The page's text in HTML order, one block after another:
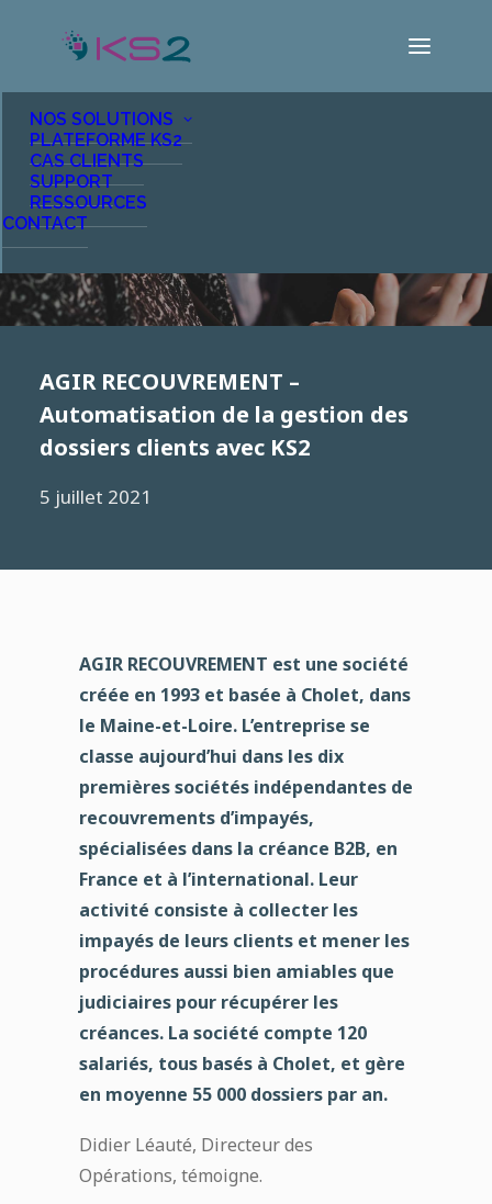
NOS SOLUTIONS
PLATEFORME KS2
CAS CLIENTS
SUPPORT
RESSOURCES
CONTACT
AGIR RECOUVREMENT –
Automatisation de la gestion des
dossiers clients avec KS2
5 juillet 2021
AGIR RECOUVREMENT est une société
créée en 1993 et basée à Cholet, dans
le Maine-et-Loire. L’entreprise se
classe aujourd’hui dans les dix
premières sociétés indépendantes de
recouvrements d’impayés,
spécialisées dans la créance B2B, en
France et à l’international. Leur
activité consiste à collecter les
impayés de leurs clients et mener les
procédures aussi bien amiables que
judiciaires pour récupérer les
créances. La société compte 120
salariés, tous basés à Cholet, et gère
en moyenne 55 000 dossiers par an.
Didier Léauté, Directeur des
Opérations, témoigne.